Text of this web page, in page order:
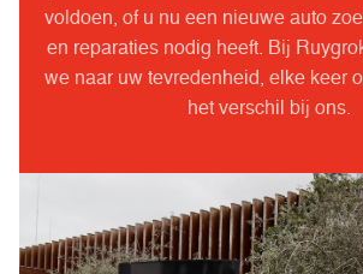
voldoen, of u nu een nieuwe auto
en reparaties nodig heeft. Bij
we naar uw tevredenheid, elke keer
het verschil bij ons.